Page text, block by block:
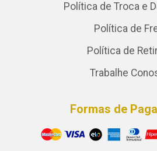
Política de Troca e
Política de
Política de
Trabalhe
Formas de